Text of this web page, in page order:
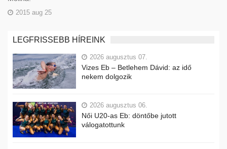
2015 aug 25
LEGFRISSEBB HÍREINK
2026 augusztus 07.
Vizes Eb – Betlehem Dávid: az idő
nekem dolgozik
2026 augusztus 06.
Női U20-as Eb: döntőbe jutott
válogatottunk